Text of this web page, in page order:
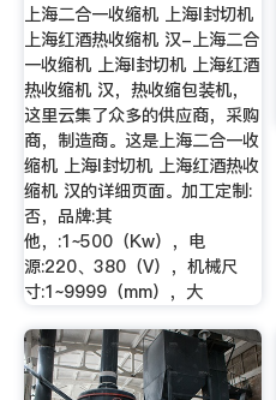
上海二合一收缩机 上海l封切机
上海红酒热收缩机 汉-上海二合
一收缩机 上海l封切机 上海红酒
热收缩机 汉，热收缩包装机，
这里云集了众多的供应商，采购
商，制造商。这是上海二合一收
缩机 上海l封切机 上海红酒热收
缩机 汉的详细页面。加工定制:
否，品牌:其
他，:1~500（Kw），电
源:220、380（V），机械尺
寸:1~9999（mm），大